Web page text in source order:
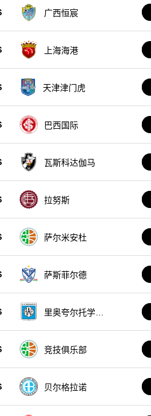
广西恒宸
上海海港
天津津门虎
巴西国际
瓦斯科达伽马
拉努斯
萨尔米安杜
萨斯菲尔德
里奥夸尔托学生
竞技俱乐部
贝尔格拉诺